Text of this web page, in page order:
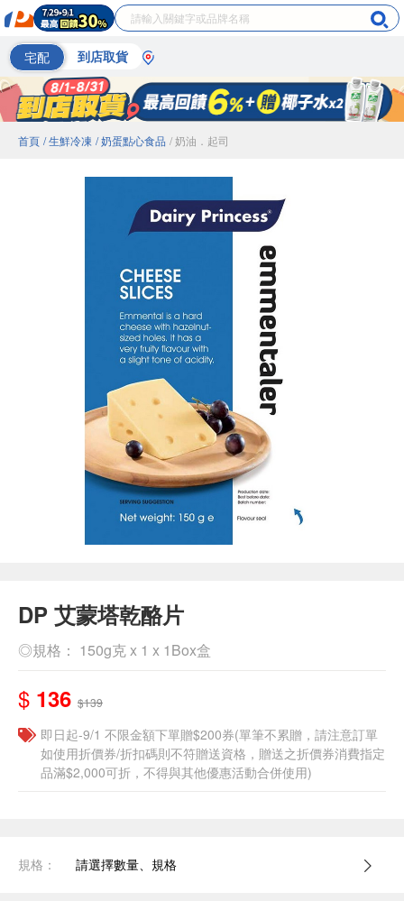
宅配 到店取貨
首頁 / 生鮮冷凍 / 奶蛋點心食品 / 奶油．起司
DP 艾蒙塔乾酪片
◎規格： 150g克 x 1 x 1Box盒
$ 136 $139
即日起-9/1 不限金額下單贈$200券(單筆不累贈，請注意訂單
如使用折價券/折扣碼則不符贈送資格，贈送之折價券消費指定
品滿$2,000可折，不得與其他優惠活動合併使用)
規格： 請選擇數量、規格